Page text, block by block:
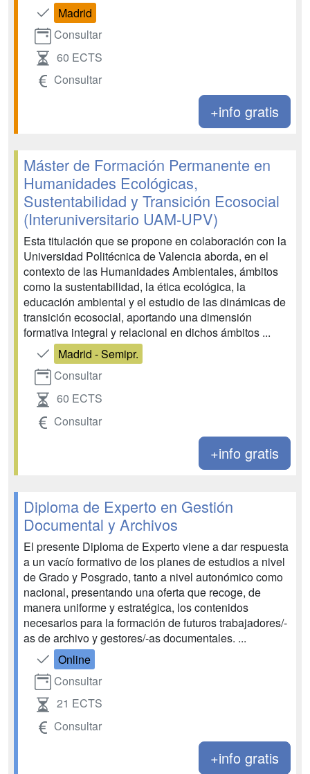
Madrid
Consultar
60 ECTS
Consultar
+info gratis
Máster de Formación Permanente en
Humanidades Ecológicas,
Sustentabilidad y Transición Ecosocial
(Interuniversitario UAM-UPV)
Esta titulación que se propone en colaboración con la
Universidad Politécnica de Valencia aborda, en el
contexto de las Humanidades Ambientales, ámbitos
como la sustentabilidad, la ética ecológica, la
educación ambiental y el estudio de las dinámicas de
transición ecosocial, aportando una dimensión
formativa integral y relacional en dichos ámbitos ...
Madrid - Semipr.
Consultar
60 ECTS
Consultar
+info gratis
Diploma de Experto en Gestión
Documental y Archivos
El presente Diploma de Experto viene a dar respuesta
a un vacío formativo de los planes de estudios a nivel
de Grado y Posgrado, tanto a nivel autonómico como
nacional, presentando una oferta que recoge, de
manera uniforme y estratégica, los contenidos
necesarios para la formación de futuros trabajadores/-
as de archivo y gestores/-as documentales. ...
Online
Consultar
21 ECTS
Consultar
+info gratis